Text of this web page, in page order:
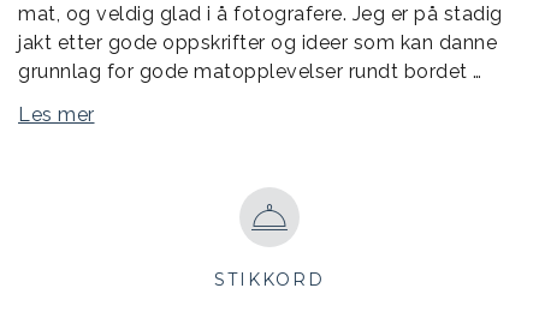
mat, og veldig glad i å fotografere. Jeg er på stadig
jakt etter gode oppskrifter og ideer som kan danne
grunnlag for gode matopplevelser rundt bordet …
Les mer
STIKKORD